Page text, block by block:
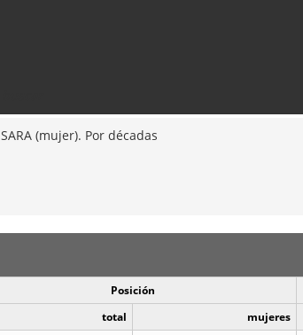
SARA (mujer). Por décadas
Posición
total mujeres